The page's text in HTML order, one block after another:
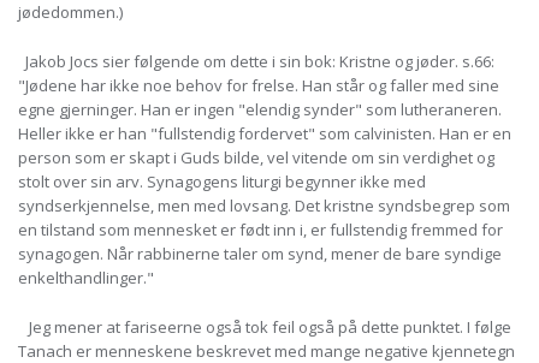
jødedommen.)
Jakob Jocs sier følgende om dette i sin bok: Kristne og jøder. s.66:
"Jødene har ikke noe behov for frelse. Han står og faller med sine
egne gjerninger. Han er ingen "elendig synder" som lutheraneren.
Heller ikke er han "fullstendig fordervet" som calvinisten. Han er en
person som er skapt i Guds bilde, vel vitende om sin verdighet og
stolt over sin arv. Synagogens liturgi begynner ikke med
syndserkjennelse, men med lovsang. Det kristne syndsbegrep som
en tilstand som mennesket er født inn i, er fullstendig fremmed for
synagogen. Når rabbinerne taler om synd, mener de bare syndige
enkelthandlinger."
Jeg mener at fariseerne også tok feil også på dette punktet. I følge
Tanach er menneskene beskrevet med mange negative kjennetegn